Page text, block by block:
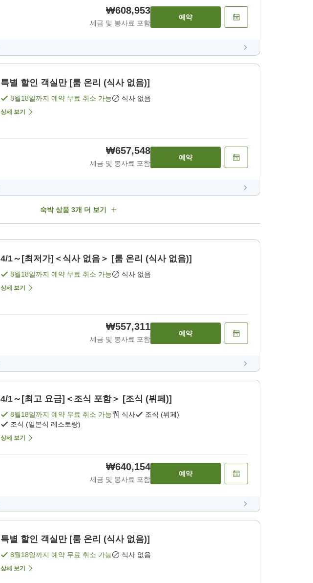
₩608,953
세금 및 봉사료 포함
예약
특별 할인 객실만 [룸 온리 (식사 없음)]
8월18일까지 예약 무료 취소 가능 식사 없음
상세 보기
₩657,548
세금 및 봉사료 포함
예약
숙박 상품 3개 더 보기
4/1～[최저가]＜식사 없음＞ [룸 온리 (식사 없음)]
8월18일까지 예약 무료 취소 가능 식사 없음
상세 보기
₩557,311
세금 및 봉사료 포함
예약
4/1～[최고 요금]＜조식 포함＞ [조식 (뷔페)]
8월18일까지 예약 무료 취소 가능 식사
조식 (뷔페)
조식 (일본식 레스토랑)
상세 보기
₩640,154
세금 및 봉사료 포함
예약
특별 할인 객실만 [룸 온리 (식사 없음)]
8월18일까지 예약 무료 취소 가능 식사 없음
상세 보기